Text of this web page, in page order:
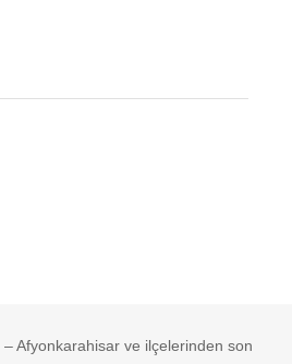
– Afyonkarahisar ve ilçelerinden son